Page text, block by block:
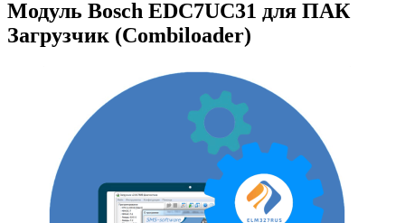
Модуль Bosch EDC7UC31 для ПАК
Загрузчик (Combiloader)